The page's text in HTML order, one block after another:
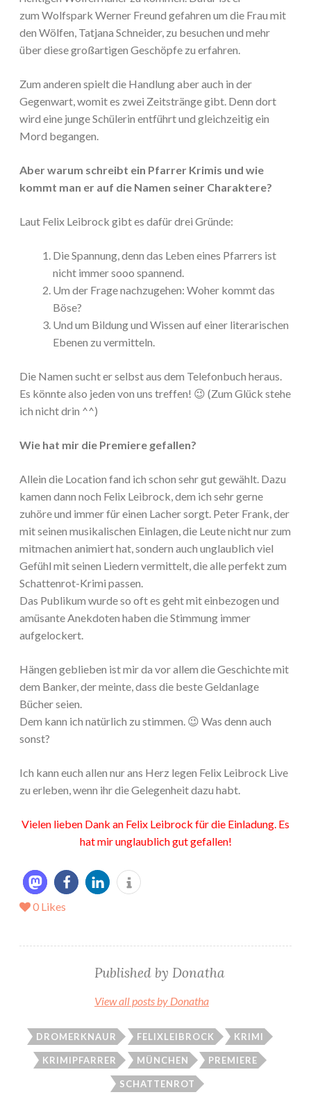
zum Wolfspark Werner Freund gefahren um die Frau mit
den Wölfen, Tatjana Schneider, zu besuchen und mehr
über diese großartigen Geschöpfe zu erfahren.
Zum anderen spielt die Handlung aber auch in der
Gegenwart, womit es zwei Zeitstränge gibt. Denn dort
wird eine junge Schülerin entführt und gleichzeitig ein
Mord begangen.
Aber warum schreibt ein Pfarrer Krimis und wie
kommt man er auf die Namen seiner Charaktere?
Laut Felix Leibrock gibt es dafür drei Gründe:
Die Spannung, denn das Leben eines Pfarrers ist
nicht immer sooo spannend.
Um der Frage nachzugehen: Woher kommt das
Böse?
Und um Bildung und Wissen auf einer literarischen
Ebenen zu vermitteln.
Die Namen sucht er selbst aus dem Telefonbuch heraus.
Es könnte also jeden von uns treffen! 😉 (Zum Glück stehe
ich nicht drin ^^)
Wie hat mir die Premiere gefallen?
Allein die Location fand ich schon sehr gut gewählt. Dazu
kamen dann noch Felix Leibrock, dem ich sehr gerne
zuhöre und immer für einen Lacher sorgt. Peter Frank, der
mit seinen musikalischen Einlagen, die Leute nicht nur zum
mitmachen animiert hat, sondern auch unglaublich viel
Gefühl mit seinen Liedern vermittelt, die alle perfekt zum
Schattenrot-Krimi passen.
Das Publikum wurde so oft es geht mit einbezogen und
amüsante Anekdoten haben die Stimmung immer
aufgelockert.
Hängen geblieben ist mir da vor allem die Geschichte mit
dem Banker, der meinte, dass die beste Geldanlage
Bücher seien.
Dem kann ich natürlich zu stimmen. 😉 Was denn auch
sonst?
Ich kann euch allen nur ans Herz legen Felix Leibrock Live
zu erleben, wenn ihr die Gelegenheit dazu habt.
Vielen lieben Dank an Felix Leibrock für die Einladung. Es
hat mir unglaublich gut gefallen!
0 Likes
Published by Donatha
View all posts by Donatha
DROMERKNAUR FELIXLEIBROCK KRIMI
KRIMIPFARRER MÜNCHEN PREMIERE
SCHATTENROT